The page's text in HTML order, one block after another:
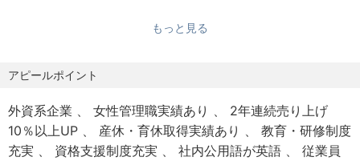
・ERMに関連する実務経験
・ネイティブレベルまたはビジネス以上の日本語力
・TOEIC 600 以上の英語力
もっと見る
アピールポイント
外資系企業 女性管理職実績あり
2年連続売り上げ
10％以上UP
産休・育休取得実績あり
教育・研修制度
充実
資格支援制度充実 社内公用語が英語
従業員